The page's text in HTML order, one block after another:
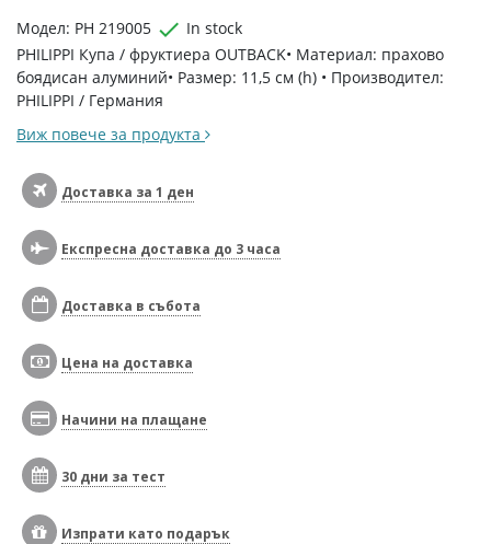
Модел: PH 219005  In stock
PHILIPPI Купа / фруктиера OUTBACK• Материал: прахово
боядисан алуминий• Размер: 11,5 см (h) • Производител:
PHILIPPI / Германия
Виж повече за продукта
Доставка за 1 ден
Експресна доставка до 3 часа
Доставка в събота
Цена на доставка
Начини на плащане
30 дни за тест
Изпрати като подарък